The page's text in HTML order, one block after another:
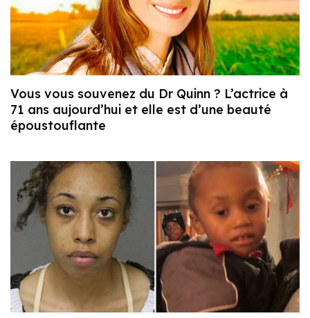
Vous vous souvenez du Dr Quinn ? L’actrice à
71 ans aujourd’hui et elle est d’une beauté
époustouflante